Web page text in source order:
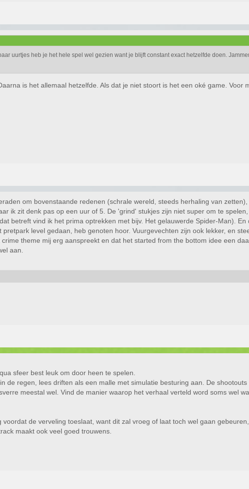
uurtjes heb je het hele spel wel gezien want je blijft constant exact hetzelfde doen.
is het allemaal hetzelfde. Als dat je niet stoort is het een oké game. Voor
om bovenstaande redenen (schrale wereld, steeds herhaling van
ik zit denk pas op een uur of 5. De 'grind' stukjes zijn niet super om te
betreft vind ik het prima optrekken met bijv. Het gelauwerde Spider-Man).
level gedaan, heb genoten hoor. Vuurgevechten zijn ook lekker, en
theme mij erg aanspreekt en dat het started from the bottom idee een
aan.
sfeer best leuk om door heen te spelen.
de regen, lees driften als een malle met simulatie besturing aan. De
meestal wel. Vind de manier waarop het verhaal verteld word soms wel
de verveling toeslaat, want dit zal vroeg of laat toch wel gaan
maakt ook veel goed trouwens.